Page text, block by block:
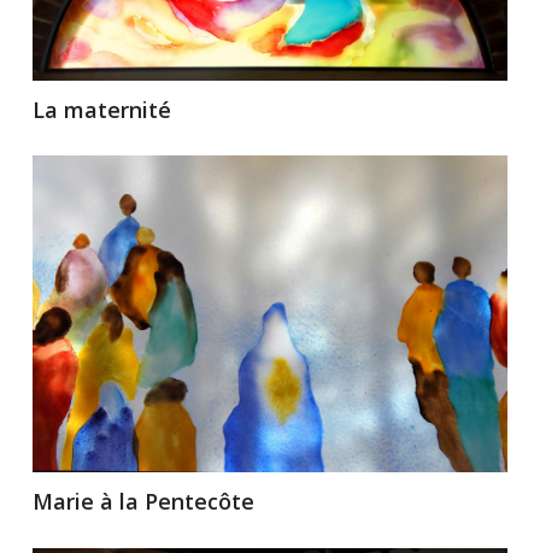
La maternité
Marie à la Pentecôte